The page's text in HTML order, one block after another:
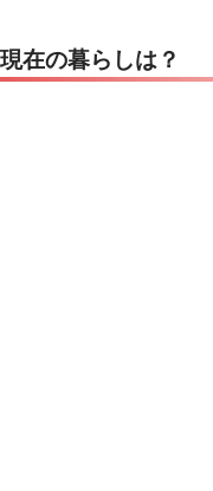
現在の暮らしは？